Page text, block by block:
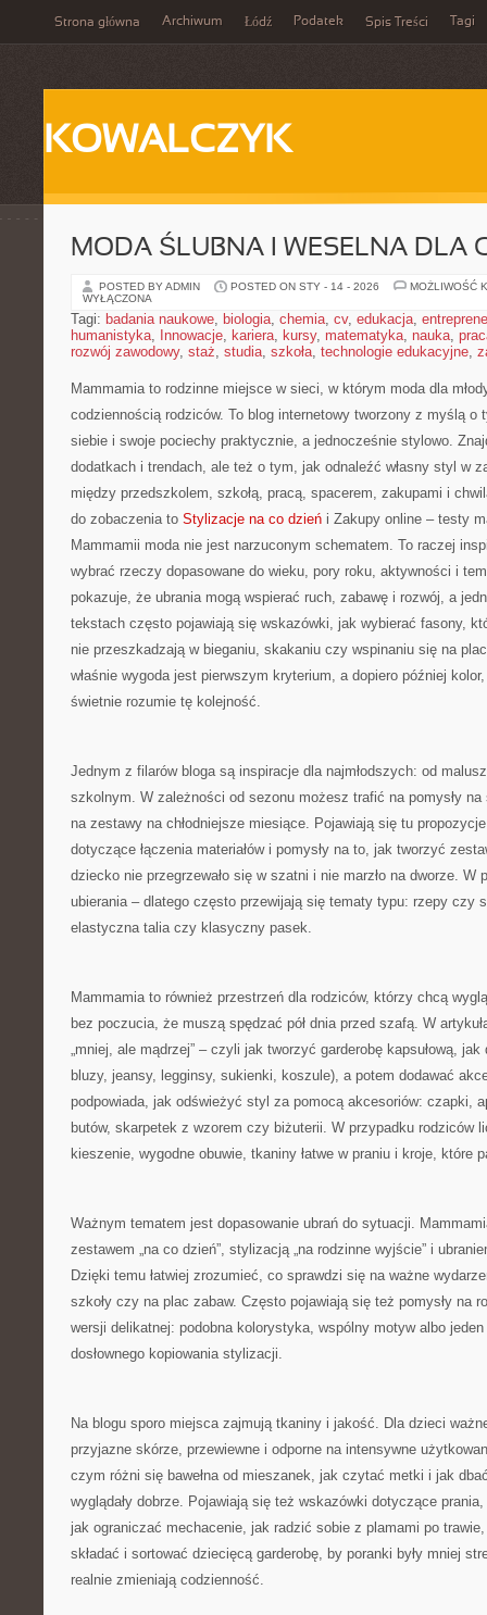
Strona główna Archiwum Łódź Podatek Spis Treści Tagi
KOWALCZYK
MODA ŚLUBNA I WESELNA DLA
POSTED BY ADMIN POSTED ON STY - 14 - 2026
MOŻLIWOŚĆ
WYŁĄCZONA
Tagi: badania naukowe, biologia, chemia, cv, edukacja,
humanistyka, Innowacje, kariera, kursy, matematyka, nauka,
rozwój zawodowy, staż, studia, szkoła, technologie edukacyjne,
Mammamia to rodzinne miejsce w sieci, w którym moda dla
codziennością rodziców. To blog internetowy tworzony z myślą o
siebie i swoje pociechy praktycznie, a jednocześnie stylowo.
dodatkach i trendach, ale też o tym, jak odnaleźć własny styl w
między przedszkolem, szkołą, pracą, spacerem, zakupami i
do zobaczenia to Stylizacje na co dzień i Zakupy online – testy
Mammamii moda nie jest narzuconym schematem. To raczej
wybrać rzeczy dopasowane do wieku, pory roku, aktywności i
pokazuje, że ubrania mogą wspierać ruch, zabawę i rozwój, a
tekstach często pojawiają się wskazówki, jak wybierać fasony,
nie przeszkadzają w bieganiu, skakaniu czy wspinaniu się na
właśnie wygoda jest pierwszym kryterium, a dopiero później
świetnie rozumie tę kolejność.
Jednym z filarów bloga są inspiracje dla najmłodszych: od
szkolnym. W zależności od sezonu możesz trafić na pomysły
na zestawy na chłodniejsze miesiące. Pojawiają się tu
dotyczące łączenia materiałów i pomysły na to, jak tworzyć
dziecko nie przegrzewało się w szatni i nie marzło na dworze. W
ubierania – dlatego często przewijają się tematy typu: rzepy czy
elastyczna talia czy klasyczny pasek.
Mammamia to również przestrzeń dla rodziców, którzy chcą
bez poczucia, że muszą spędzać pół dnia przed szafą. W
„mniej, ale mądrzej” – czyli jak tworzyć garderobę kapsułową,
bluzy, jeansy, legginsy, sukienki, koszule), a potem dodawać
podpowiada, jak odświeżyć styl za pomocą akcesoriów: czapki,
butów, skarpetek z wzorem czy biżuterii. W przypadku rodziców
kieszenie, wygodne obuwie, tkaniny łatwe w praniu i kroje, które
Ważnym tematem jest dopasowanie ubrań do sytuacji.
zestawem „na co dzień”, stylizacją „na rodzinne wyjście” i
Dzięki temu łatwiej zrozumieć, co sprawdzi się na ważne
szkoły czy na plac zabaw. Często pojawiają się też pomysły na
wersji delikatnej: podobna kolorystyka, wspólny motyw albo
dosłownego kopiowania stylizacji.
Na blogu sporo miejsca zajmują tkaniny i jakość. Dla dzieci
przyjazne skórze, przewiewne i odporne na intensywne
czym różni się bawełna od mieszanek, jak czytać metki i jak
wyglądały dobrze. Pojawiają się też wskazówki dotyczące
jak ograniczać mechacenie, jak radzić sobie z plamami po
składać i sortować dziecięcą garderobę, by poranki były mniej
realnie zmieniają codzienność.